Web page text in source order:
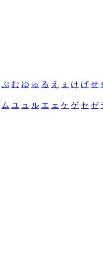
ぷ む ゆ ゅ る え ぇ け げ せ
ム ユ ュ ル エ ェ ケ ゲ セ ゼ